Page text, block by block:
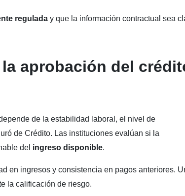
regulada y que la información contractual sea
aprobación del
de la estabilidad laboral, el nivel de
de Crédito. Las instituciones evalúan si la
del ingreso disponible.
en ingresos y consistencia en pagos anteriores.
la calificación de riesgo.